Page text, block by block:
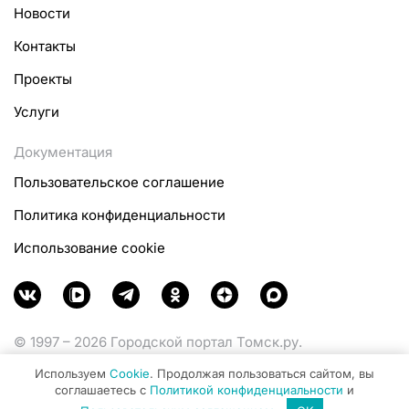
Новости
Контакты
Проекты
Услуги
Документация
Пользовательское соглашение
Политика конфиденциальности
Использование cookie
© 1997 – 2026 Городской портал Томск.ру.
Министерства цифрового развития, связи и массовых
коммуникаций Российской Федерации.
Используем Cookie. Продолжая пользоваться сайтом, вы
соглашаетесь с Политикой конфиденциальности и